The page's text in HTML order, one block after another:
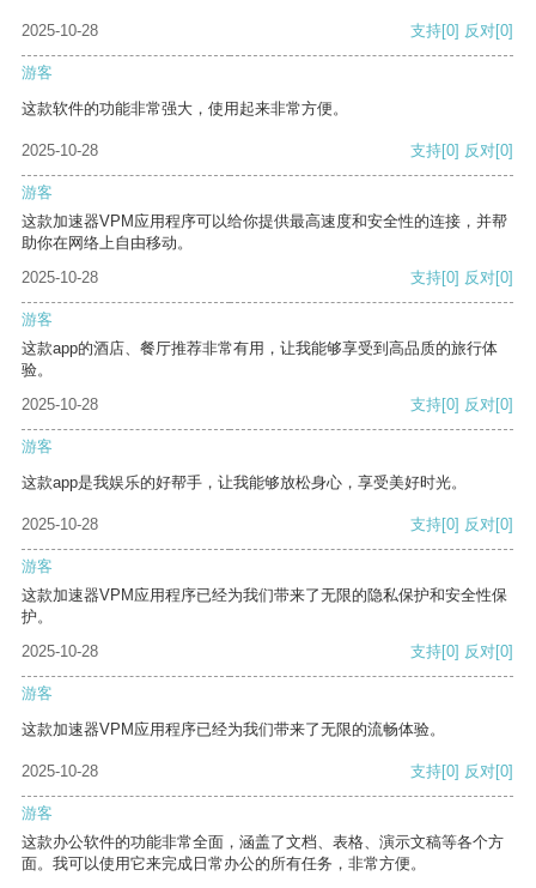
2025-10-28 支持[0] 反对[0]
游客
这款软件的功能非常强大，使用起来非常方便。
2025-10-28 支持[0] 反对[0]
游客
这款加速器VPM应用程序可以给你提供最高速度和安全性的连接，并帮
助你在网络上自由移动。
2025-10-28
支持[0] 反对[0]
游客
这款app的酒店、餐厅推荐非常有用，让我能够享受到高品质的旅行体
验。
2025-10-28
支持[0] 反对[0]
游客
这款app是我娱乐的好帮手，让我能够放松身心，享受美好时光。
2025-10-28 支持[0] 反对[0]
游客
这款加速器VPM应用程序已经为我们带来了无限的隐私保护和安全性保
护。
2025-10-28
支持[0] 反对[0]
游客
这款加速器VPM应用程序已经为我们带来了无限的流畅体验。
2025-10-28 支持[0] 反对[0]
游客
这款办公软件的功能非常全面，涵盖了文档、表格、演示文稿等各个方
面。我可以使用它来完成日常办公的所有任务，非常方便。